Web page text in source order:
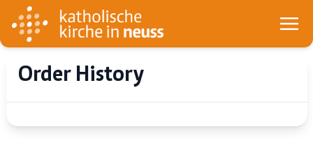
Order History